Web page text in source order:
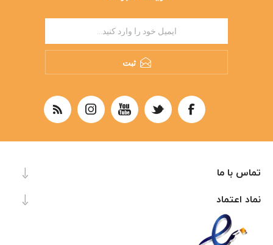
ثبت
تماس با ما
نماد اعتماد